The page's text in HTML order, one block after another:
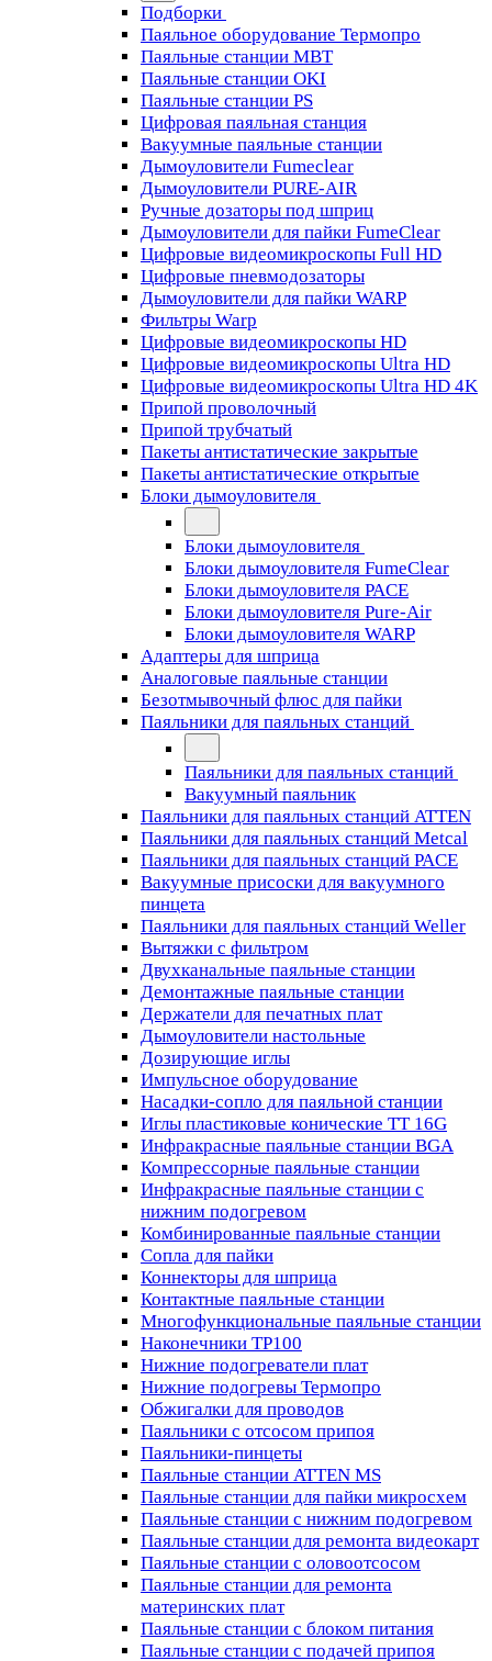
Подборки
Паяльное оборудование Термопро
Паяльные станции MBT
Паяльные станции OKI
Паяльные станции PS
Цифровая паяльная станция
Вакуумные паяльные станции
Дымоуловители Fumeclear
Дымоуловители PURE-AIR
Ручные дозаторы под шприц
Дымоуловители для пайки FumeClear
Цифровые видеомикроскопы Full HD
Цифровые пневмодозаторы
Дымоуловители для пайки WARP
Фильтры Warp
Цифровые видеомикроскопы HD
Цифровые видеомикроскопы Ultra HD
Цифровые видеомикроскопы Ultra HD 4K
Припой проволочный
Припой трубчатый
Пакеты антистатические закрытые
Пакеты антистатические открытые
Блоки дымоуловителя
Блоки дымоуловителя
Блоки дымоуловителя FumeClear
Блоки дымоуловителя PACE
Блоки дымоуловителя Pure-Air
Блоки дымоуловителя WARP
Адаптеры для шприца
Аналоговые паяльные станции
Безотмывочный флюс для пайки
Паяльники для паяльных станций
Паяльники для паяльных станций
Вакуумный паяльник
Паяльники для паяльных станций ATTEN
Паяльники для паяльных станций Metcal
Паяльники для паяльных станций PACE
Вакуумные присоски для вакуумного
пинцета
Паяльники для паяльных станций Weller
Вытяжки с фильтром
Двухканальные паяльные станции
Демонтажные паяльные станции
Держатели для печатных плат
Дымоуловители настольные
Дозирующие иглы
Импульсное оборудование
Насадки-сопло для паяльной станции
Иглы пластиковые конические TT 16G
Инфракрасные паяльные станции BGA
Компрессорные паяльные станции
Инфракрасные паяльные станции с
нижним подогревом
Комбинированные паяльные станции
Сопла для пайки
Коннекторы для шприца
Контактные паяльные станции
Многофункциональные паяльные станции
Наконечники TP100
Нижние подогреватели плат
Нижние подогревы Термопро
Обжигалки для проводов
Паяльники с отсосом припоя
Паяльники-пинцеты
Паяльные станции ATTEN MS
Паяльные станции для пайки микросхем
Паяльные станции с нижним подогревом
Паяльные станции для ремонта видеокарт
Паяльные станции с оловоотсосом
Паяльные станции для ремонта
материнских плат
Паяльные станции с блоком питания
Паяльные станции с подачей припоя